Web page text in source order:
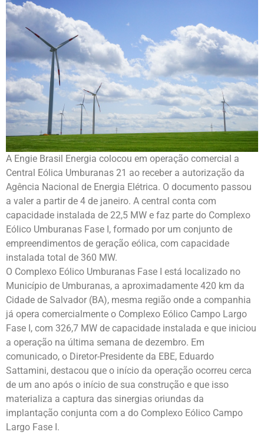
A Engie Brasil Energia colocou em operação comercial a
Central Eólica Umburanas 21 ao receber a autorização da
Agência Nacional de Energia Elétrica. O documento passou
a valer a partir de 4 de janeiro. A central conta com
capacidade instalada de 22,5 MW e faz parte do Complexo
Eólico Umburanas Fase I, formado por um conjunto de
empreendimentos de geração eólica, com capacidade
instalada total de 360 MW.
O Complexo Eólico Umburanas Fase I está localizado no
Município de Umburanas, a aproximadamente 420 km da
Cidade de Salvador (BA), mesma região onde a companhia
já opera comercialmente o Complexo Eólico Campo Largo
Fase I, com 326,7 MW de capacidade instalada e que iniciou
a operação na última semana de dezembro. Em
comunicado, o Diretor-Presidente da EBE, Eduardo
Sattamini, destacou que o início da operação ocorreu cerca
de um ano após o início de sua construção e que isso
materializa a captura das sinergias oriundas da
implantação conjunta com a do Complexo Eólico Campo
Largo Fase I.